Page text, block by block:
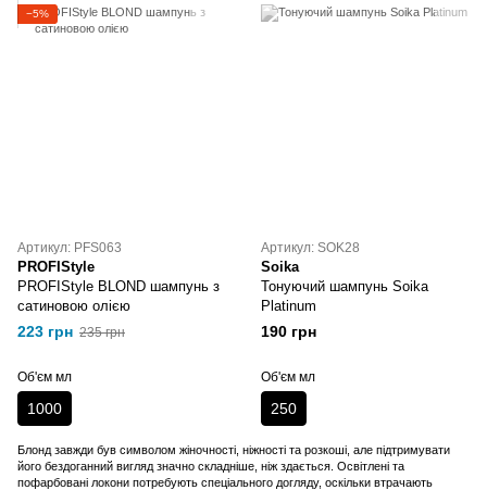
−5%
Артикул: PFS063
PROFIStyle
PROFIStyle BLOND шампунь з
сатиновою олією
223 грн 235 грн
Об'єм мл
1000
Артикул: SOK28
Soika
Тонуючий шампунь Soika
Platinum
190 грн
Об'єм мл
250
Блонд завжди був символом жіночності, ніжності та розкоші, але підтримувати
його бездоганний вигляд значно складніше, ніж здається. Освітлені та
пофарбовані локони потребують спеціального догляду, оскільки втрачають